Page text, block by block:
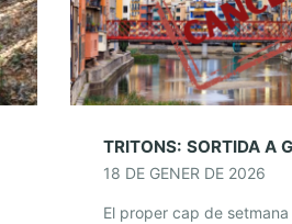
18 DE GENER DE 2026
El proper cap de